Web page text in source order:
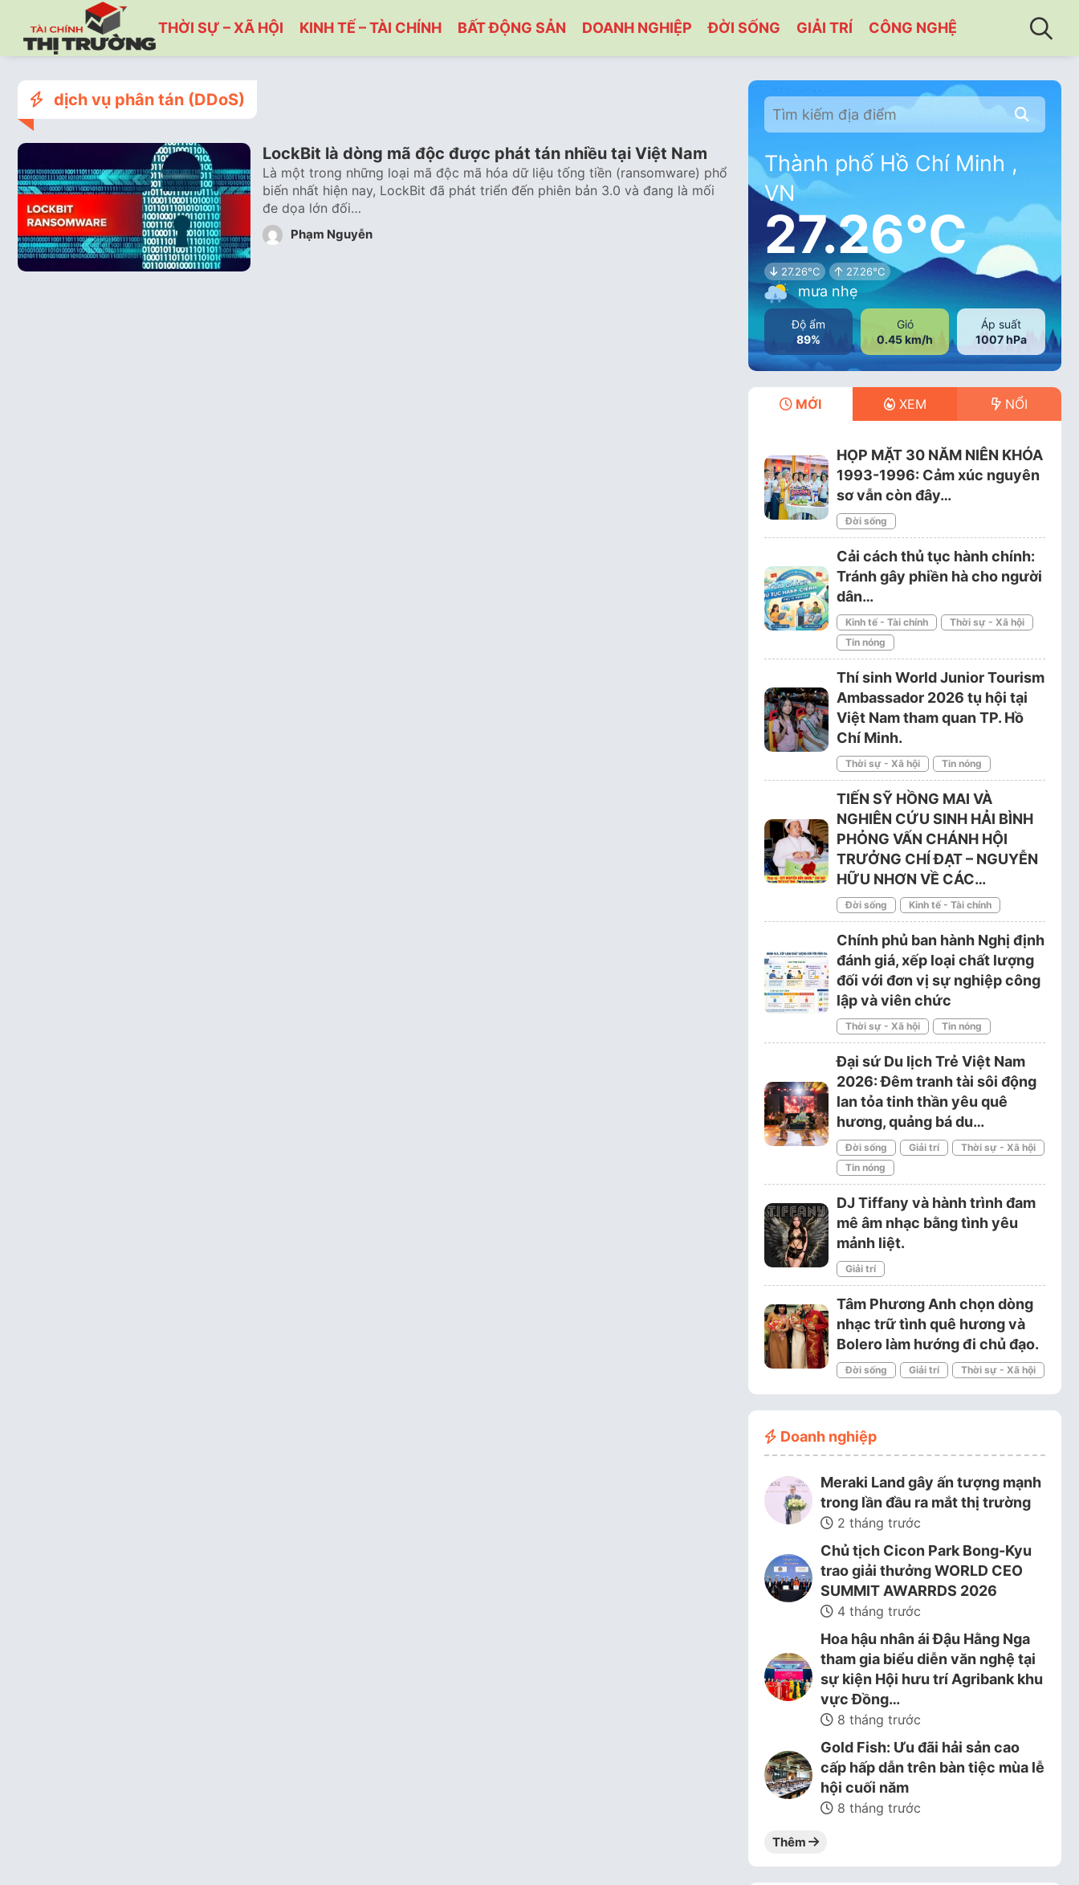
THỜI SỰ – XÃ HỘI KINH TẾ – TÀI CHÍNH BẤT ĐỘNG SẢN DOANH NGHIỆP ĐỜI SỐNG GIẢI TRÍ CÔNG NGHỆ
dịch vụ phân tán (DDoS)
LockBit là dòng mã độc được phát tán nhiều tại Việt Nam
Là một trong những loại mã độc mã hóa dữ liệu tống tiền (ransomware) phổ
biến nhất hiện nay, LockBit đã phát triển đến phiên bản 3.0 và đang là mối
đe dọa lớn đối…
Phạm Nguyễn
Thành phố Hồ Chí Minh ,
VN
27.26°C
27.26°C 27.26°C
mưa nhẹ
Độ ẩm
89%
Gió
0.45 km/h
Áp suất
1007 hPa
MỚI XEM NỔI
HỌP MẶT 30 NĂM NIÊN KHÓA
1993-1996: Cảm xúc nguyên
sơ vẫn còn đây…
Đời sống
Cải cách thủ tục hành chính:
Tránh gây phiền hà cho người
dân…
Kinh tế - Tài chính
Thời sự - Xã hội
Tin nóng
Thí sinh World Junior Tourism
Ambassador 2026 tụ hội tại
Việt Nam tham quan TP. Hồ
Chí Minh.
Thời sự - Xã hội Tin nóng
TIẾN SỸ HỒNG MAI VÀ
NGHIÊN CỨU SINH HẢI BÌNH
PHỎNG VẤN CHÁNH HỘI
TRƯỞNG CHÍ ĐẠT – NGUYỄN
HỮU NHƠN VỀ CÁC…
Đời sống Kinh tế - Tài chính
Chính phủ ban hành Nghị định
đánh giá, xếp loại chất lượng
đối với đơn vị sự nghiệp công
lập và viên chức
Thời sự - Xã hội Tin nóng
Đại sứ Du lịch Trẻ Việt Nam
2026: Đêm tranh tài sôi động
lan tỏa tinh thần yêu quê
hương, quảng bá du…
Đời sống Giải trí
Thời sự - Xã hội
Tin nóng
DJ Tiffany và hành trình đam
mê âm nhạc bằng tình yêu
mảnh liệt.
Giải trí
Tâm Phương Anh chọn dòng
nhạc trữ tình quê hương và
Bolero làm hướng đi chủ đạo.
Đời sống Giải trí Thời sự - Xã hội
Doanh nghiệp
Meraki Land gây ấn tượng mạnh
trong lần đầu ra mắt thị trường
2 tháng trước
Chủ tịch Cicon Park Bong-Kyu
trao giải thưởng WORLD CEO
SUMMIT AWARRDS 2026
4 tháng trước
Hoa hậu nhân ái Đậu Hằng Nga
tham gia biểu diễn văn nghệ tại
sự kiện Hội hưu trí Agribank khu
vực Đồng…
8 tháng trước
Gold Fish: Ưu đãi hải sản cao
cấp hấp dẫn trên bàn tiệc mùa lễ
hội cuối năm
8 tháng trước
Thêm